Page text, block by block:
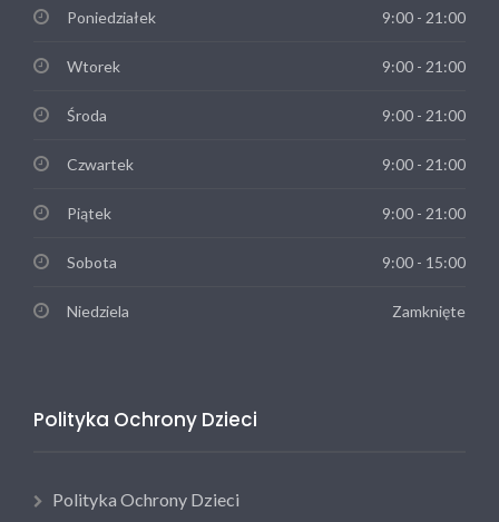
Poniedziałek 9:00 - 21:00
Wtorek 9:00 - 21:00
Środa 9:00 - 21:00
Czwartek 9:00 - 21:00
Piątek 9:00 - 21:00
Sobota 9:00 - 15:00
Niedziela Zamknięte
Polityka Ochrony Dzieci
Polityka Ochrony Dzieci